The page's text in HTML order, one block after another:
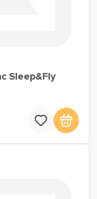
Sleep&Fly